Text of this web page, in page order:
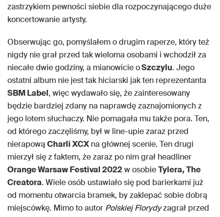
zastrzykiem pewności siebie dla rozpoczynającego duże
koncertowanie artysty.
Obserwując go, pomyślałem o drugim raperze, który też
nigdy nie grał przed tak wieloma osobami i wchodził za
niecałe dwie godziny, a mianowicie oSzczylu. Jego
ostatni album nie jest tak hiciarski jak ten reprezentanta
SBM Label, więc wydawało się, że zainteresowany
będzie bardziej zdany na naprawdę zaznajomionych z
jego lotem słuchaczy. Nie pomagała mu także pora. Ten,
od którego zaczęliśmy, był w line-upie zaraz przed
nierapowąCharli XCXna głównej scenie. Ten drugi
mierzył się z faktem, że zaraz po nim grał headliner
Orange Warsaw Festival 2022w osobieTylera, The
Creatora. Wiele osób ustawiało się pod barierkami już
od momentu otwarcia bramek, by zaklepać sobie dobrą
miejscówkę. Mimo to autor Polskiej Florydyzagrał przed